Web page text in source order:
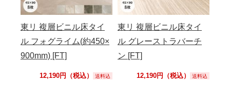
東リ 複層ビニル床タイ
ル フォグライム(約450×
900mm) [FT]
12,190円（税込） 送料込
東リ 複層ビニル床タイ
ル グレーストラバーチ
ン [FT]
12,190円（税込） 送料込